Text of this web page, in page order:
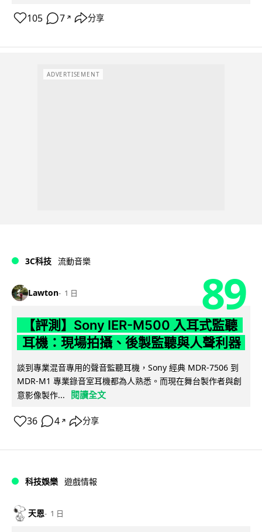
105 7 ↗ 分享
ADVERTISEMENT
3C科技 流動音樂
Lawton 1 日 89
【評測】Sony IER-M500 入耳式監聽
耳機：現場拍攝、後製監聽與人聲利器
談到專業混音專用的聲音監聽耳機，Sony 經典 MDR-7506 到
MDR-M1 專業錄音室耳機都為人熟悉。而現在舞台製作者與創
意影像製作...
閱讀全文
36 4 ↗ 分享
科技娛樂 遊戲情報
天恩 1 日